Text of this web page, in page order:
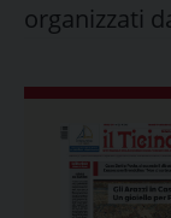
organizzati